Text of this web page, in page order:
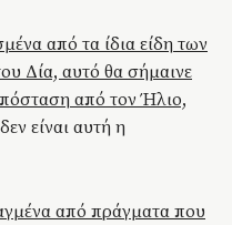
από τα ίδια είδη των
Δία, αυτό θα σήμαινε
από τον Ήλιο,
είναι αυτή η
από πράγματα που